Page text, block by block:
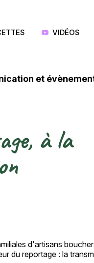
VIDÉOS
et
à la
d'artisans
du reportage : la